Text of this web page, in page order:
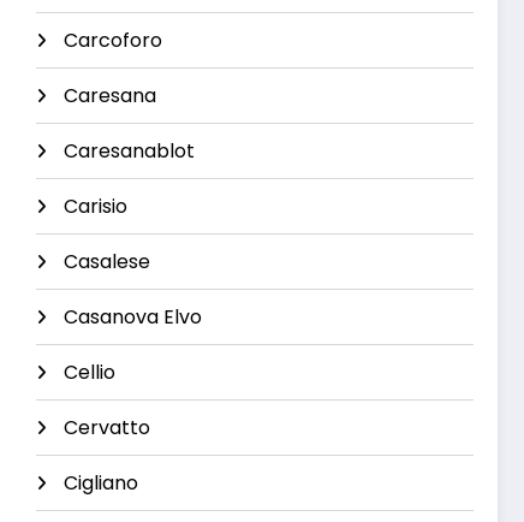
Carcoforo
Caresana
Caresanablot
Carisio
Casalese
Casanova Elvo
Cellio
Cervatto
Cigliano